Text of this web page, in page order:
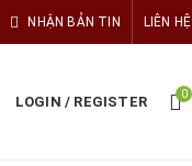
NHẬN BẢN TIN LIÊN HỆ
LOGIN / REGISTER 0